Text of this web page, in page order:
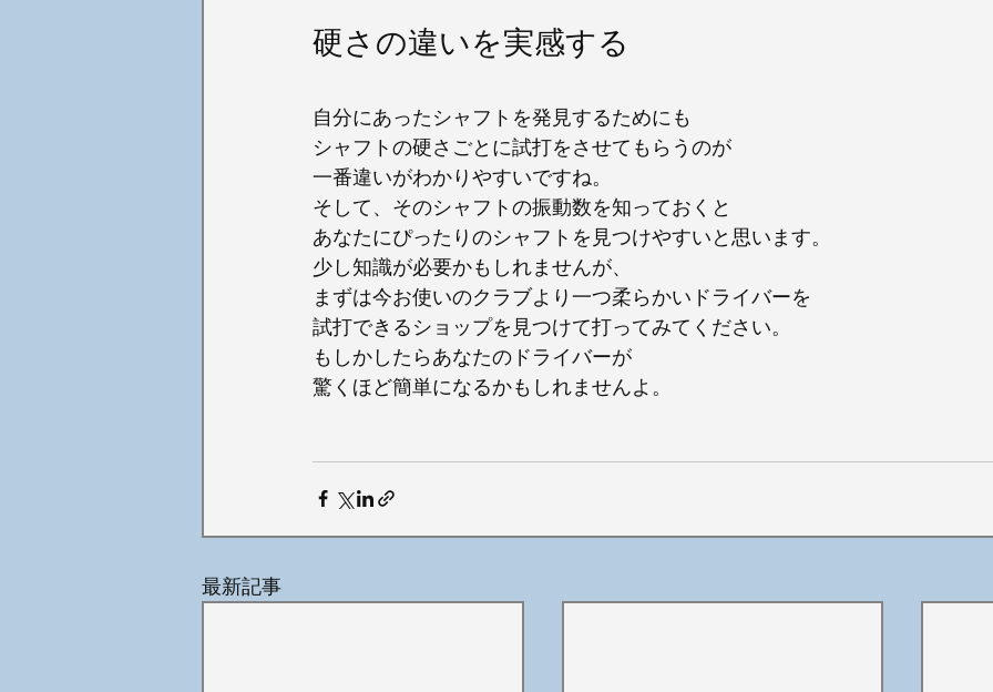
硬さの違いを実感する
自分にあったシャフトを発見するためにも
シャフトの硬さごとに試打をさせてもらうのが
一番違いがわかりやすいですね。
そして、そのシャフトの振動数を知っておくと
あなたにぴったりのシャフトを見つけやすいと思います。
少し知識が必要かもしれませんが、
まずは今お使いのクラブより一つ柔らかいドライバーを
試打できるショップを見つけて打ってみてください。
もしかしたらあなたのドライバーが
驚くほど簡単になるかもしれませんよ。
最新記事